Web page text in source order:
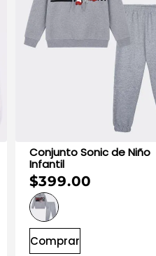
Conjunto Sonic de Niño
Infantil
$399.00
Comprar